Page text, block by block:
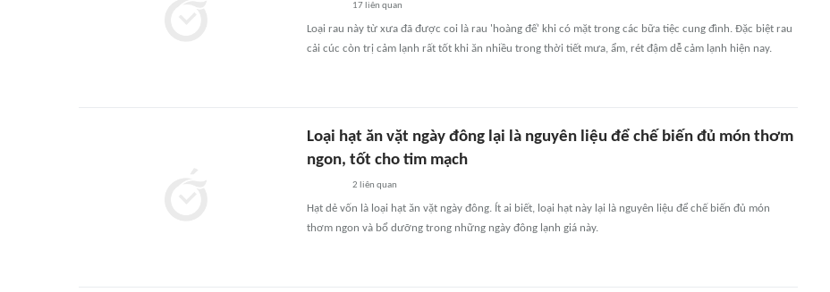
17 liên quan
Loại rau này từ xưa đã được coi là rau 'hoàng đế' khi có mặt trong các bữa tiệc cung đình. Đặc biệt rau
cải cúc còn trị cảm lạnh rất tốt khi ăn nhiều trong thời tiết mưa, ẩm, rét đậm dễ cảm lạnh hiện nay.
Loại hạt ăn vặt ngày đông lại là nguyên liệu để chế biến đủ món thơm
ngon, tốt cho tim mạch
2 liên quan
Hạt dẻ vốn là loại hạt ăn vặt ngày đông. Ít ai biết, loại hạt này lại là nguyên liệu để chế biến đủ món
thơm ngon và bổ dưỡng trong những ngày đông lạnh giá này.